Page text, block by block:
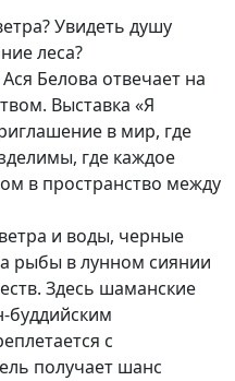
Увидеть душу
леса?
Белова отвечает на
Выставка «Я
в мир, где
где каждое
в пространство между
и воды, черные
рыбы в лунном сиянии
Здесь шаманские
буддийским
с
получает шанс